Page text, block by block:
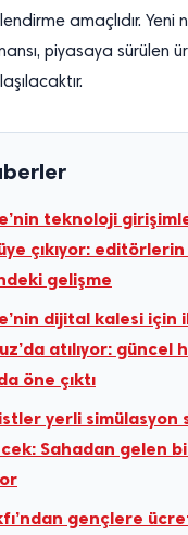
amaçlıdır. Yeni
piyasaya sürülen
teknoloji
çıkıyor: editörlerin
gelişme
dijital kalesi için
atılıyor: güncel
öne çıktı
yerli simülasyon
Sahadan gelen
gençlere